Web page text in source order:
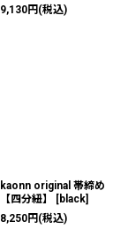
9,130円 (税込)
kaonn original 帯締め
【四分紐】
[black]
8,250円 (税込)